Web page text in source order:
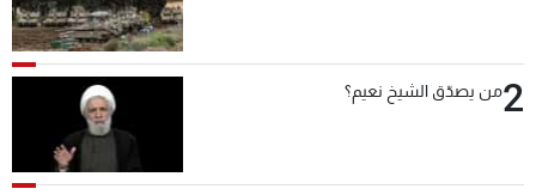
2من يصدّق الشيخ نعيم؟